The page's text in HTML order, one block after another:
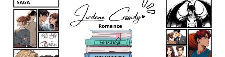
Aller
contenu
principal